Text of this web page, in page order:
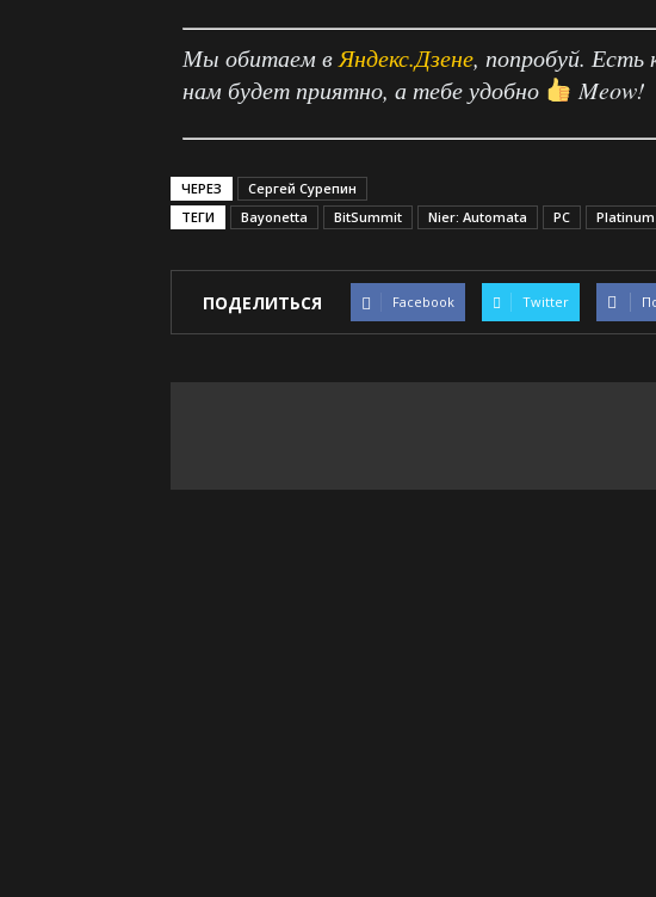
Мы обитаем в Яндекс.Дзене, попробуй. Есть
нам будет приятно, а тебе удобно
Meow!
ЧЕРЕЗ
Сергей Сурепин
ТЕГИ
Bayonetta BitSummit Nier: Automata PC
ПОДЕЛИТЬСЯ Facebook Twitter